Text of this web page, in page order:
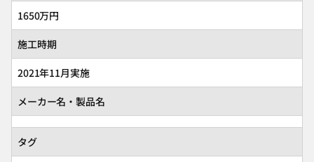
1650万円
施工時期
2021年11月実施
メーカー名・製品名
タグ